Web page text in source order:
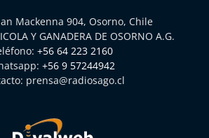
Mackenna 904, Osorno, Chile
Y GANADERA DE OSORNO A.G.
+56 64 223 2160
+56 9 57244942
prensa@radiosago.cl